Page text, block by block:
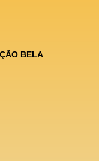
BELA